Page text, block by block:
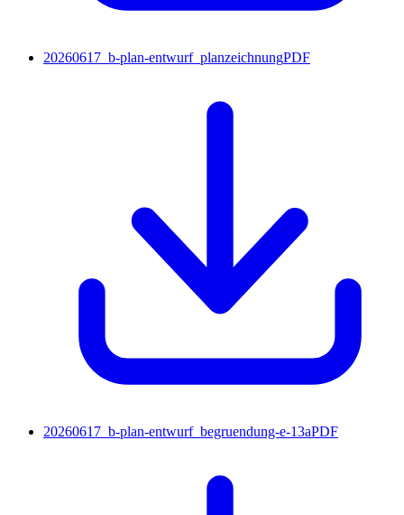
20260617_b-plan-entwurf_planzeichnungPDF
20260617_b-plan-entwurf_begruendung-e-13aPDF